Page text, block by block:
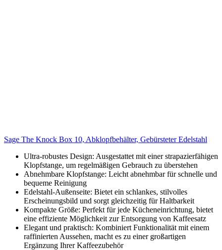
Sage The Knock Box 10, Abklopfbehälter, Gebürsteter Edelstahl
Ultra-robustes Design: Ausgestattet mit einer strapazierfähigen
Klopfstange, um regelmäßigen Gebrauch zu überstehen
Abnehmbare Klopfstange: Leicht abnehmbar für schnelle und
bequeme Reinigung
Edelstahl-Außenseite: Bietet ein schlankes, stilvolles
Erscheinungsbild und sorgt gleichzeitig für Haltbarkeit
Kompakte Größe: Perfekt für jede Kücheneinrichtung, bietet
eine effiziente Möglichkeit zur Entsorgung von Kaffeesatz
Elegant und praktisch: Kombiniert Funktionalität mit einem
raffinierten Aussehen, macht es zu einer großartigen
Ergänzung Ihrer Kaffeezubehör